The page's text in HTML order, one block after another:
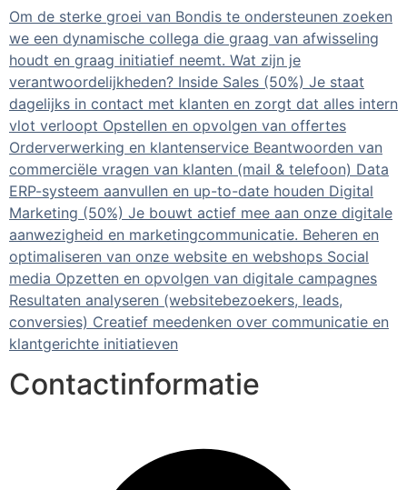
Om de sterke groei van Bondis te ondersteunen zoeken
we een dynamische collega die graag van afwisseling
houdt en graag initiatief neemt. Wat zijn je
verantwoordelijkheden? Inside Sales (50%) Je staat
dagelijks in contact met klanten en zorgt dat alles intern
vlot verloopt Opstellen en opvolgen van offertes
Orderverwerking en klantenservice Beantwoorden van
commerciële vragen van klanten (mail & telefoon) Data
ERP-systeem aanvullen en up-to-date houden Digital
Marketing (50%) Je bouwt actief mee aan onze digitale
aanwezigheid en marketingcommunicatie. Beheren en
optimaliseren van onze website en webshops Social
media Opzetten en opvolgen van digitale campagnes
Resultaten analyseren (websitebezoekers, leads,
conversies) Creatief meedenken over communicatie en
klantgerichte initiatieven
Contactinformatie